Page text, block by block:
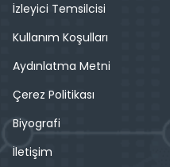
İzleyici Temsilcisi
Kullanım Koşulları
Aydınlatma Metni
Çerez Politikası
Biyografi
İletişim